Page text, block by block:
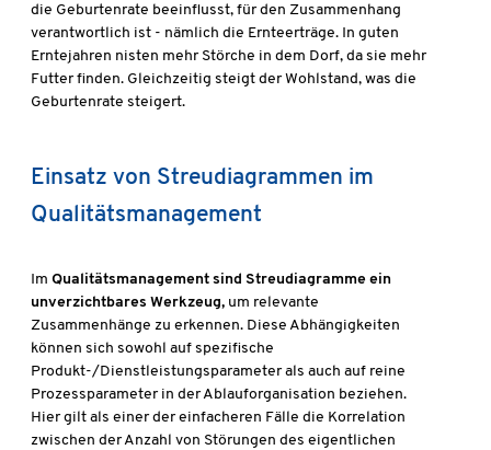
die Geburtenrate beeinflusst, für den Zusammenhang
verantwortlich ist - nämlich die Ernteerträge. In guten
Erntejahren nisten mehr Störche in dem Dorf, da sie mehr
Futter finden. Gleichzeitig steigt der Wohlstand, was die
Geburtenrate steigert.
Einsatz von Streudiagrammen im
Qualitätsmanagement
Im Qualitätsmanagement sind Streudiagramme ein
unverzichtbares Werkzeug, um relevante
Zusammenhänge zu erkennen. Diese Abhängigkeiten
können sich sowohl auf spezifische
Produkt-/Dienstleistungsparameter als auch auf reine
Prozessparameter in der Ablauforganisation beziehen.
Hier gilt als einer der einfacheren Fälle die Korrelation
zwischen der Anzahl von Störungen des eigentlichen